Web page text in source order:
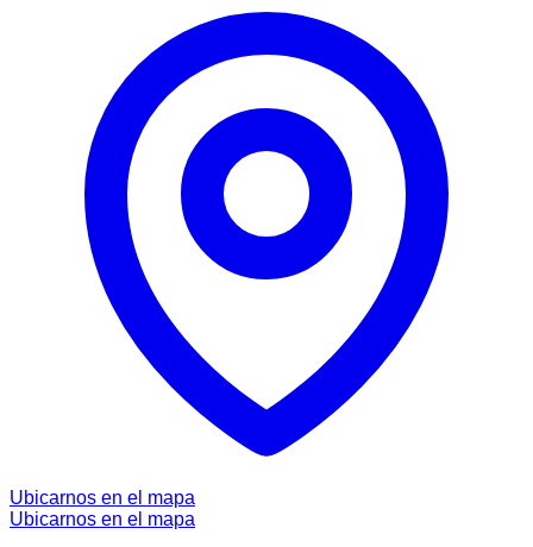
Ubicarnos en el mapa
Ubicarnos en el mapa